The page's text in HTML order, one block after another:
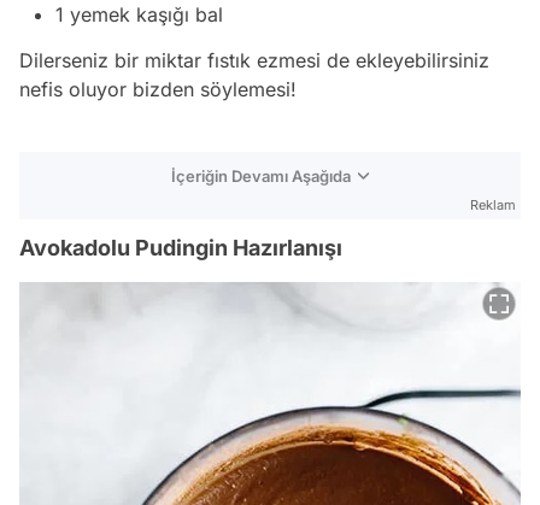
1 yemek kaşığı bal
Dilerseniz bir miktar fıstık ezmesi de ekleyebilirsiniz
nefis oluyor bizden söylemesi!
İçeriğin Devamı Aşağıda
Reklam
Avokadolu Pudingin Hazırlanışı